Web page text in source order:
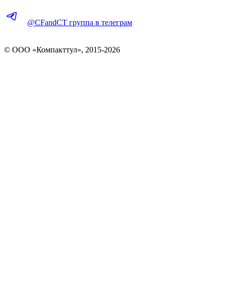
@CFandCT группа в телеграм
© OOO «Компакттул», 2015-2026